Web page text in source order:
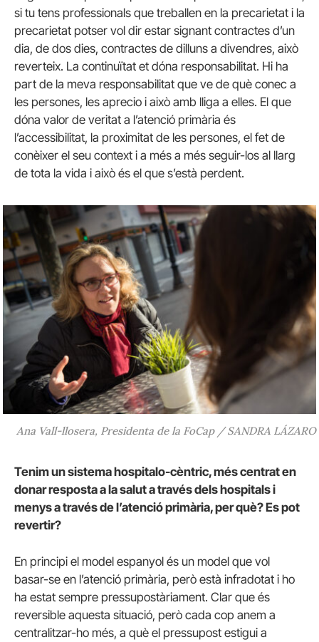
si tu tens professionals que treballen en la precarietat i la
precarietat potser vol dir estar signant contractes d’un
dia, de dos dies, contractes de dilluns a divendres, això
reverteix. La continuïtat et dóna responsabilitat. Hi ha
part de la meva responsabilitat que ve de què conec a
les persones, les aprecio i això amb lliga a elles. El que
dóna valor de veritat a l’atenció primària és
l’accessibilitat, la proximitat de les persones, el fet de
conèixer el seu context i a més a més seguir-los al llarg
de tota la vida i això és el que s’està perdent.
Ana Vall-llosera, Presidenta de la FoCap / SANDRA LÁZARO
Tenim un sistema hospitalo-cèntric, més centrat en
donar resposta a la salut a través dels hospitals i
menys a través de l’atenció primària, per què? Es pot
revertir?
En principi el model espanyol és un model que vol
basar-se en l’atenció primària, però està infradotat i ho
ha estat sempre pressupostàriament. Clar que és
reversible aquesta situació, però cada cop anem a
centralitzar-ho més, a què el pressupost estigui a